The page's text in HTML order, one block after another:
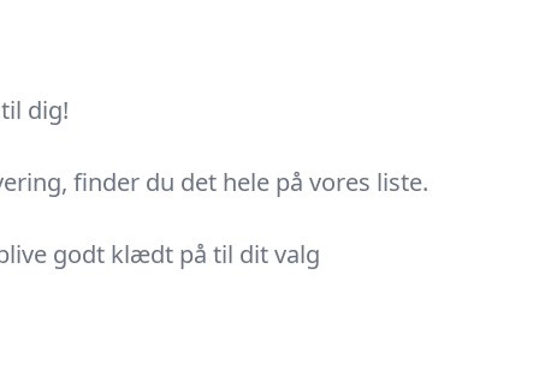
dig!
finder du det hele på vores liste.
godt klædt på til dit valg